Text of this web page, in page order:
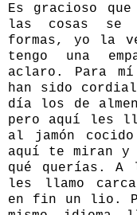
Es gracioso
las cosas se
formas, yo la
tengo una
aclaro. Para
han sido
día los de
pero aquí les
al jamón
aquí te miran y
qué querías. A
les llamo
en fin un lio.